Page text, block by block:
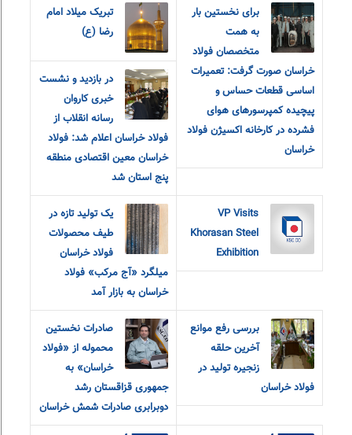
برای نخستین بار
به همت
متخصصان فولاد
خراسان صورت گرفت: تعمیرات
اساسی قطعات حساس و
پیچیده کمپرسورهای هوای
فشرده در کارخانه اکسیژن فولاد
خراسان
تبریک میلاد امام
رضا (ع)
در بازدید و نشست
خبری کاروان
رسانه انقلاب از
فولاد خراسان اعلام شد: فولاد
خراسان معین اقتصادی منطقه
پنج استان شد
VP Visits
Khorasan Steel
Exhibition
یک تولید تازه در
طیف محصولات
فولاد خراسان
میلگرد «آج مرکب» فولاد
خراسان به بازار آمد
بررسی رفع موانع
آخرین حلقه
زنجیره تولید در
فولاد خراسان
صادرات نخستین
محموله از «فولاد
خراسان» به
جمهوری قزاقستان رشد
دوبرابری صادرات شمش خراسان